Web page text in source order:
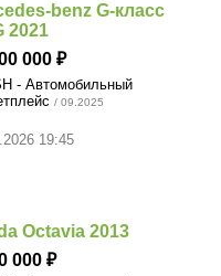
benz G-класс
2021
000
- Автомобильный
/ 09.2025
19:45
Octavia 2013
000